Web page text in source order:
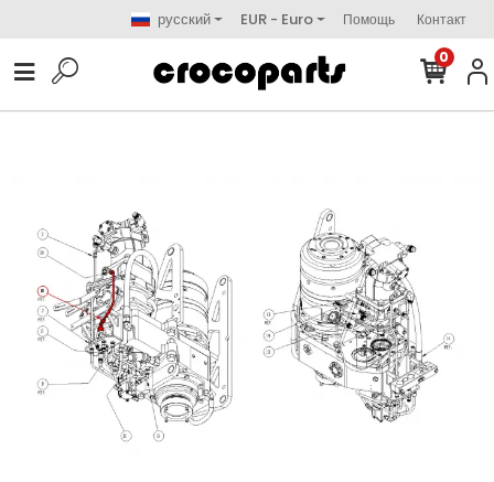
русский EUR - Euro Помощь Контакт
0